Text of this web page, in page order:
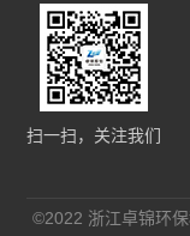
扫一扫，关注我们
©2022 浙江卓锦环